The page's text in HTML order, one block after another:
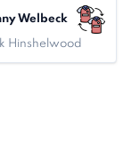
Welbeck
Hinshelwood